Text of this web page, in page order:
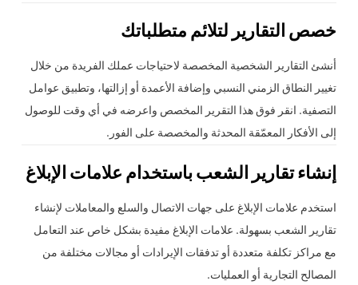
خصص التقارير لتلائم متطلباتك
أنشئ التقارير الشخصية المخصصة لاحتياجات عملك الفريدة من خلال
تغيير النطاق الزمني النسبي وإضافة الأعمدة أو إزالتها، وتطبيق عوامل
التصفية. انقر فوق هذا التقرير المخصص واعرضه في أي وقت للوصول
إلى الأفكار المعمّقة المحدثة والمخصصة على الفور.
إنشاء تقارير الشعب باستخدام علامات الإبلاغ
استخدم علامات الإبلاغ على جهات الاتصال والسلع والمعاملات لإنشاء
تقارير الشعب بسهولة. علامات الإبلاغ مفيدة بشكل خاص عند التعامل
مع مراكز تكلفة متعددة أو تدفقات الإيرادات أو مجالات مختلفة من
المصالح التجارية أو العمليات.